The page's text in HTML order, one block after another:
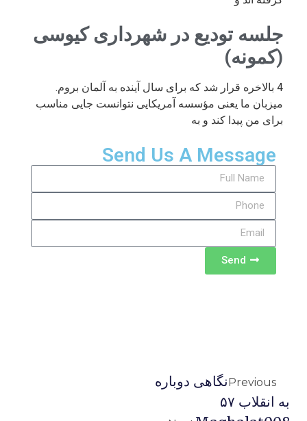
جلسه تودیع در شهرداری کیوسی
(کمونه)
4 بالاخره قرار شد که برای سال آینده به آلمان بروم.
میزبان ما یعنی مؤسسه آمریکایی نتوانست جایی مناسب
برای من پیدا کند و به
Send Us A Message
Send
Previousنگاهى دوباره
به انقلاب ۵۷